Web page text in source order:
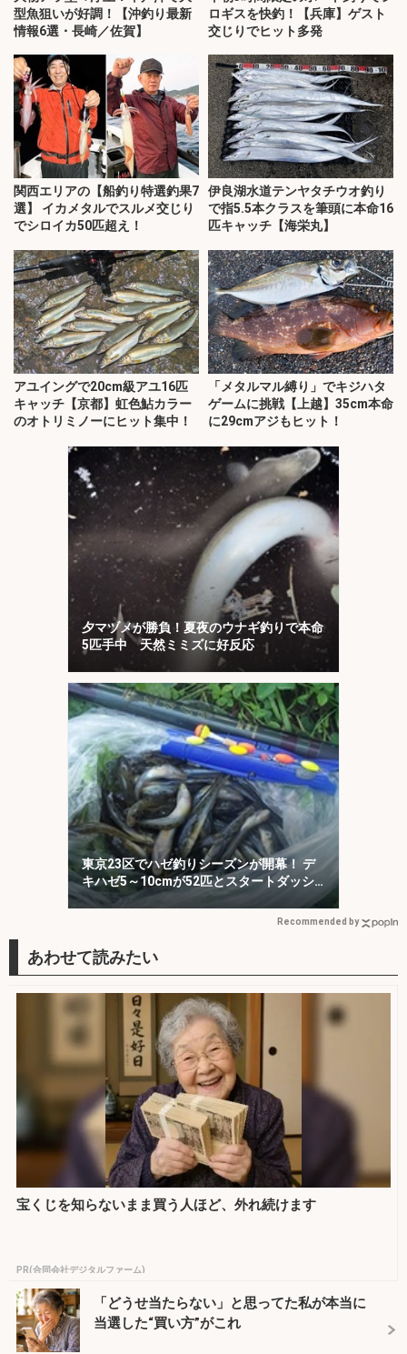
型魚狙いが好調！【沖釣り最新
情報6選・長崎／佐賀】
ロギスを快釣！【兵庫】ゲスト
交じりでヒット多発
関西エリアの【船釣り特選釣果7
選】 イカメタルでスルメ交じり
でシロイカ50匹超え！
伊良湖水道テンヤタチウオ釣り
で指5.5本クラスを筆頭に本命16
匹キャッチ【海栄丸】
アユイングで20cm級アユ16匹
キャッチ【京都】虹色鮎カラー
のオトリミノーにヒット集中！
「メタルマル縛り」でキジハタ
ゲームに挑戦【上越】35cm本命
に29cmアジもヒット！
夕マヅメが勝負！夏夜のウナギ釣りで本命
5匹手中 天然ミミズに好反応
東京23区でハゼ釣りシーズンが開幕！ デ
キハゼ5～10cmが52匹とスタートダッシ
ュに成功
Recommended by
宝くじを知らないまま買う人ほど、外れ続けます
PR(合同会社デジタルファーム)
「どうせ当たらない」と思ってた私が本当に
当選した“買い方”がこれ